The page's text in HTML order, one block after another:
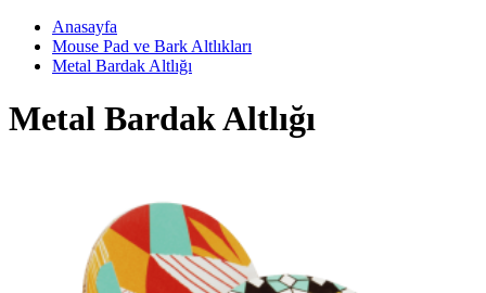
Anasayfa
Mouse Pad ve Bark Altlıkları
Metal Bardak Altlığı
Metal Bardak Altlığı